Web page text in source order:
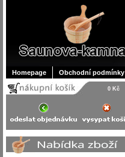
Homepage Obchodní podmínky
0 Kč